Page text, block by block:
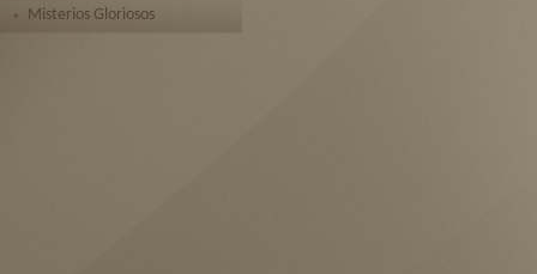
Misterios Gloriosos